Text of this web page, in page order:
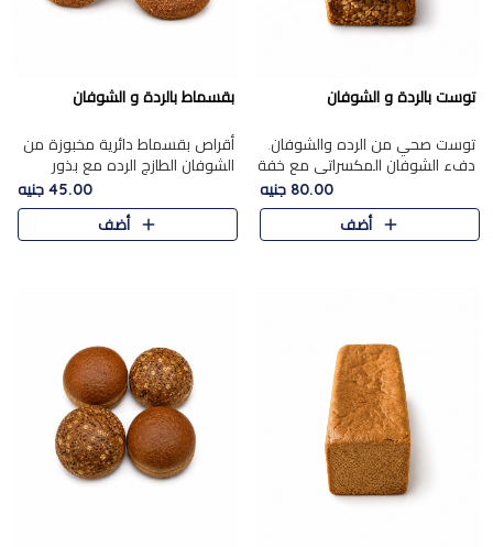
توست بالردة و الشوفان
توست صحي من الرده والشوفان.
دفء الشوفان المكسراتي مع خفة
80.00 جنيه
أضف
بقسماط بالردة و الشوفان
أقراص بقسماط دائرية مخبوزة من
الشوفان الطازج الرده مع بذور
مختارة. قرمشة الحبوب والبذور،
بداية صحية لكل صباح.
45.00 جنيه
أضف